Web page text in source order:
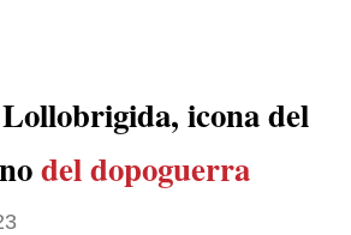
icona del
del dopoguerra